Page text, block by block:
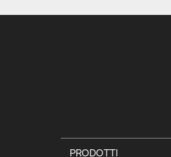
PRODOTTI